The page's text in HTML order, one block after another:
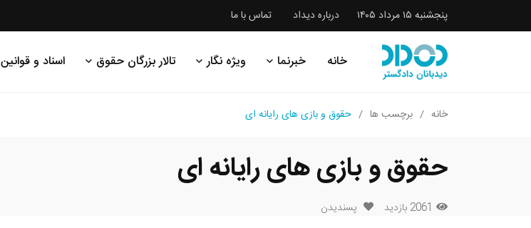
پنجشنبه ۱۵ مرداد ۱۴۰۵ درباره دیداد تماس با ما
خانه خبرنما ویژه نگار تالار بزرگان حقوق اسناد و قوانین
خانه برچسب ها حقوق و بازی های رایانه ای
حقوق و بازی های رایانه ای
2061 بازدید پسندیدن